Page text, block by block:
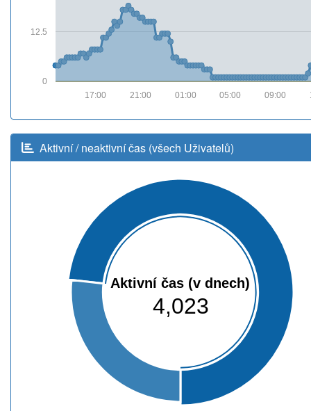
0
12.5
09:00
05:00
01:00
21:00
17:00
Aktivní / neaktivní čas (všech Uživatelů)
Aktivní čas (v dnech)
4,023